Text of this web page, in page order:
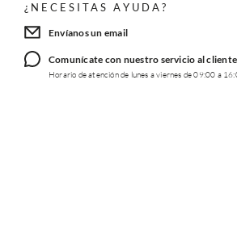
¿NECESITAS AYUDA?
Envíanos un email
Comunícate con nuestro servicio al cliente
Horario de atención de lunes a viernes de 09:00 a